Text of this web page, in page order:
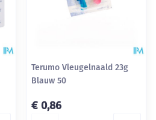
Terumo Vleugelnaald 23g
Blauw 50
€ 0,86